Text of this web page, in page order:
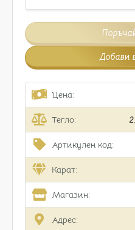
Добави
Цена:
Тегло:
Артикулен код:
Карат:
Магазин:
Адрес: